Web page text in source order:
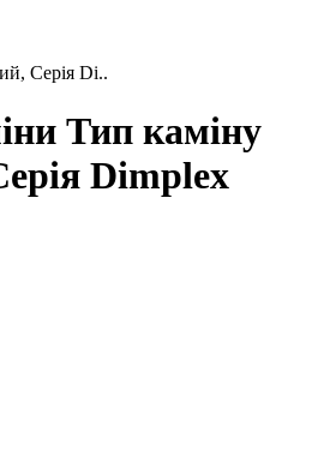
Серія Di..
Тип каміну
Dimplex